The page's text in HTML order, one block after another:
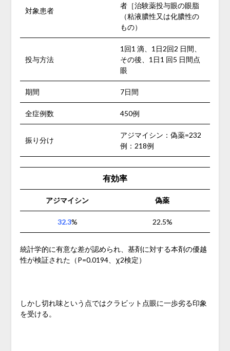
対象患者
者［治験薬投与眼の眼脂
（粘液膿性又は化膿性の
もの）
投与方法
1回1 滴、1日2回2 日間、
その後、1日1 回5 日間点
眼
期間 7日間
全症例数 450例
振り分け
アジマイシン：偽薬=232
例：218例
有効率
アジマイシン 偽薬
32.3% 22.5%
統計学的に有意な差が認められ、基剤に対する本剤の優越
性が検証された（P=0.0194、χ2検定）
しかし切れ味という点ではクラビット点眼に一歩劣る印象
を受ける。